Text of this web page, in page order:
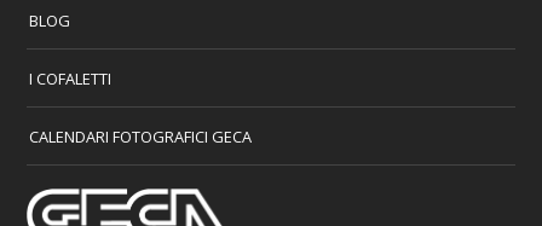
BLOG
I COFALETTI
CALENDARI FOTOGRAFICI GECA